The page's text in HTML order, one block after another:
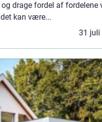
drage fordel af fordelene
kan være...
31 juli